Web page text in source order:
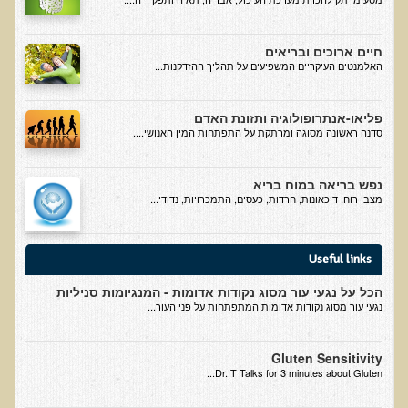
חקר יוחסין חוצה דורות MTTG
דיטוקסיפיקציה של הנפש EMDR
EMDR BSP MTTG
הארגון הישראלי לרפואת שיניים פונקציונאלית
תסמונת הנוירון הוקסי
מחקרים וספרות מדעית
רפואת שיניים ללא כספית ואמלגם
גולשים ממליצים
צור קשר
הסמכה
סדנאות מעמיקות להסמכה
טיהור רעלים
חיים ארוכים ובריאים
האלמנטים העיקריים המשפיעים על תהליך ההזדקנות...
פליאו-אנתרופולוגיה ותזונת האדם
סדנה ראשונה מסוגה ומרתקת על התפתחות המין האנושי....
נפש בריאה במוח בריא
מצבי רוח, דיכאונות, חרדות, כעסים, התמכרויות, נדודי...
Useful links
הכל על נגעי עור מסוג נקודות אדומות - המנגיומות סניליות
נגעי עור מסוג נקודות אדומות המתפתחות על פני העור...
Gluten Sensitivity
Dr. T Talks for 3 minutes about Gluten...